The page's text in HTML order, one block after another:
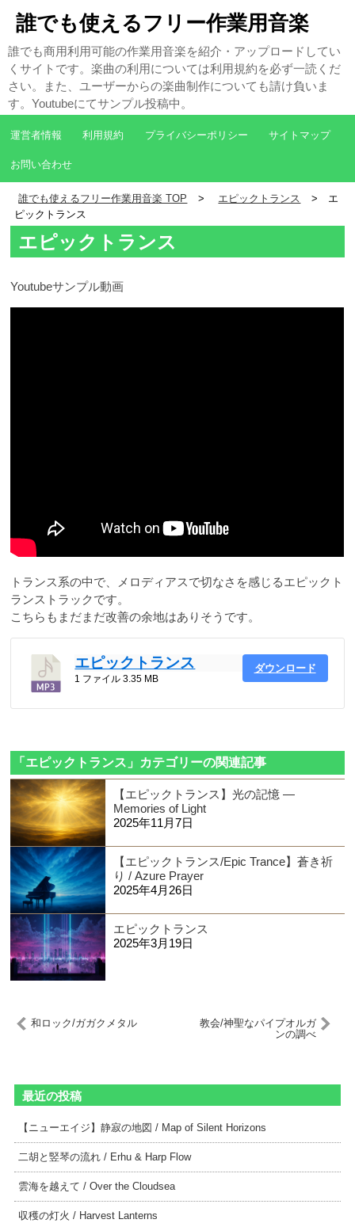
誰でも使えるフリー作業用音楽
誰でも商用利用可能の作業用音楽を紹介・アップロードしてい
くサイトです。楽曲の利用については利用規約を必ず一読くだ
さい。また、ユーザーからの楽曲制作についても請け負いま
す。Youtubeにてサンプル投稿中。
運営者情報 利用規約 プライバシーポリシー サイトマップ
お問い合わせ
誰でも使えるフリー作業用音楽 TOP エピックトランス
エ
ピックトランス
エピックトランス
Youtubeサンプル動画
トランス系の中で、メロディアスで切なさを感じるエピックト
ランストラックです。
こちらもまだまだ改善の余地はありそうです。
エピックトランス
1 ファイル3.35 MB
ダウンロード
「エピックトランス」カテゴリーの関連記事
【エピックトランス】光の記憶 —
Memories of Light
2025年11月7日
【エピックトランス/Epic Trance】蒼き祈
り / Azure Prayer
2025年4月26日
エピックトランス
2025年3月19日
和ロック/ガガクメタル
教会/神聖なパイプオルガ
ンの調べ
最近の投稿
【ニューエイジ】静寂の地図 / Map of Silent Horizons
二胡と竪琴の流れ / Erhu & Harp Flow
雲海を越えて / Over the Cloudsea
収穫の灯火 / Harvest Lanterns